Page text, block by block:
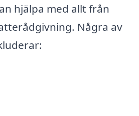
hjälpa med allt från
Några av